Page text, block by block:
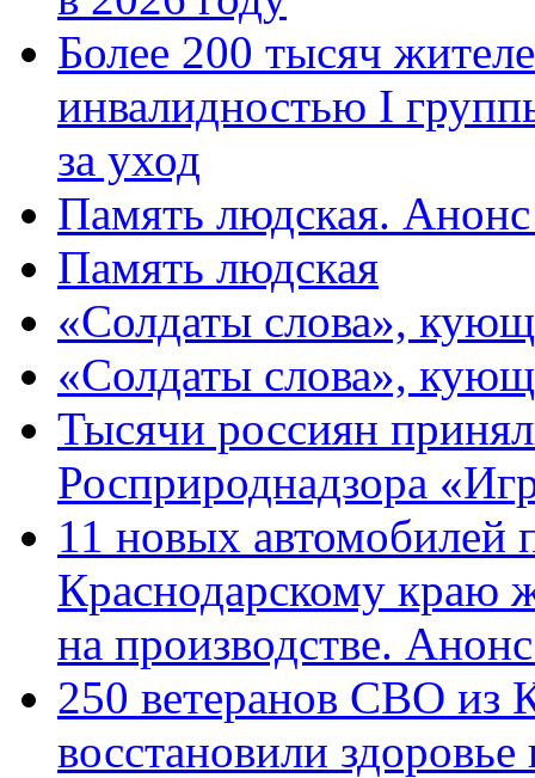
Более 200 тысяч
инвалидностью I
за уход
Память людская.
Память людская
«Солдаты слова»,
«Солдаты слова»,
Тысячи россиян
Росприроднадзора
11 новых автомобилей
Краснодарскому краю
на производстве.
250 ветеранов СВО из
восстановили